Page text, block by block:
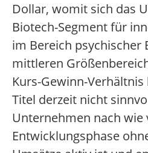
Dollar, womit sich das
Biotech-Segment für
im Bereich psychischer
mittleren
Kurs-Gewinn-
Titel derzeit nicht
Unternehmen nach
Entwicklungsphase